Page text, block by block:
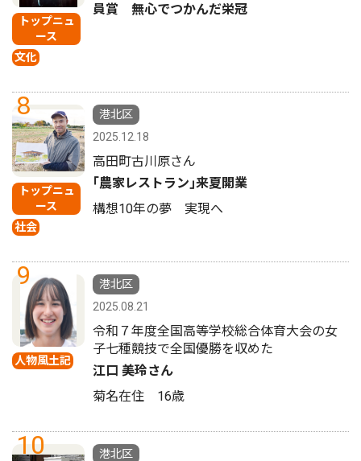
トップニュ
ース
文化
員賞 無心でつかんだ栄冠
8
トップニュ
ース
社会
港北区
2025.12.18
高田町古川原さん
｢農家レストラン｣来夏開業
構想10年の夢 実現へ
9
人物風土記
港北区
2025.08.21
令和７年度全国高等学校総合体育大会の女
子七種競技で全国優勝を収めた
江口 美玲さん
菊名在住 16歳
10
港北区